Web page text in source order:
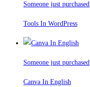
Someone just purchased
Tools In WordPress
Someone just purchased
Canva In English